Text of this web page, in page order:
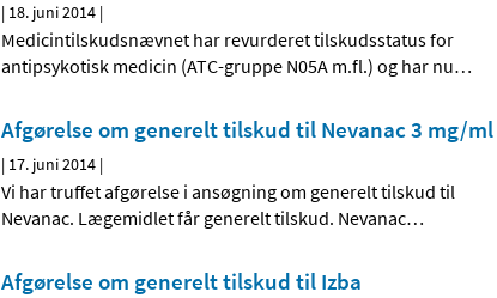
| 18. juni 2014 |
Medicintilskudsnævnet har revurderet tilskudsstatus for
antipsykotisk medicin (ATC-gruppe N05A m.fl.) og har nu…
Afgørelse om generelt tilskud til Nevanac 3 mg/ml
| 17. juni 2014 |
Vi har truffet afgørelse i ansøgning om generelt tilskud til
Nevanac. Lægemidlet får generelt tilskud. Nevanac…
Afgørelse om generelt tilskud til Izba